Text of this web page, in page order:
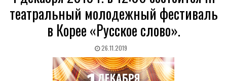
театральный молодежный фестиваль
в Корее «Русское слово».
26.11.2019